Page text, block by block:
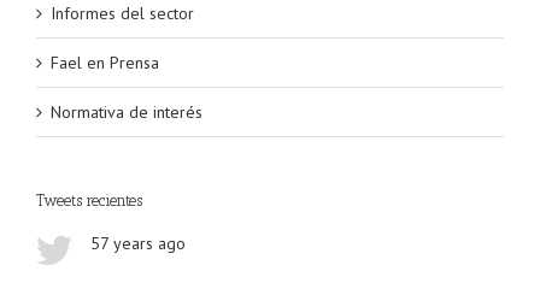
Informes del sector
Fael en Prensa
Normativa de interés
Tweets recientes
57 years ago